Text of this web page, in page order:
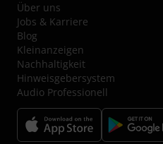
Über uns
Jobs & Karriere
Blog
Kleinanzeigen
Nachhaltigkeit
Hinweisgebersystem
Audio Professionell